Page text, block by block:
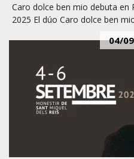
Caro dolce ben mio debuta
2025 El dúo Caro dolce ben
04/